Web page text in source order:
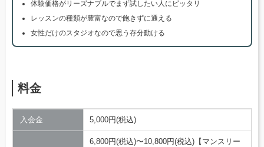
体験価格がリーズナブルでまず試したい人にピッタリ
レッスンの種類が豊富なので飽きずに通える
女性だけのスタジオなので思う存分動ける
料金
入会金 5,000円(税込)
6,800円(税込)〜10,800円(税込)【マンスリー